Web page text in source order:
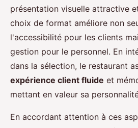
présentation visuelle attractive
choix de format améliore non
l'accessibilité pour les clients
gestion pour le personnel. En
dans la sélection, le restaurant
expérience client fluide et
mettant en valeur sa
En accordant attention à ces